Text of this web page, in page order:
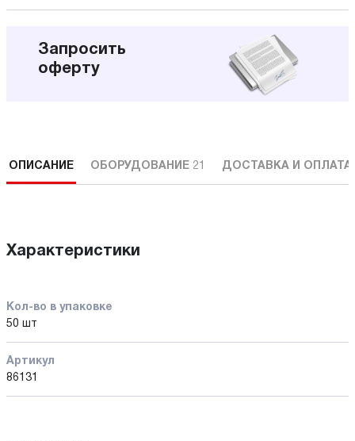
Запросить
оферту
ОПИСАНИЕ ОБОРУДОВАНИЕ 21 ДОСТАВКА И ОПЛАТА
Характеристики
Кол-во в упаковке
50 шт
Артикул
86131